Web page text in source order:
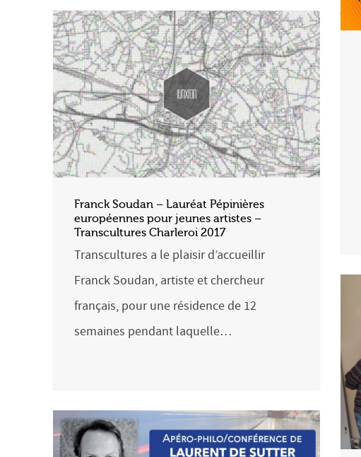
Franck Soudan – Lauréat Pépinières
européennes pour jeunes artistes –
Transcultures Charleroi 2017
Transcultures a le plaisir d’accueillir
Franck Soudan, artiste et chercheur
français, pour une résidence de 12
semaines pendant laquelle…